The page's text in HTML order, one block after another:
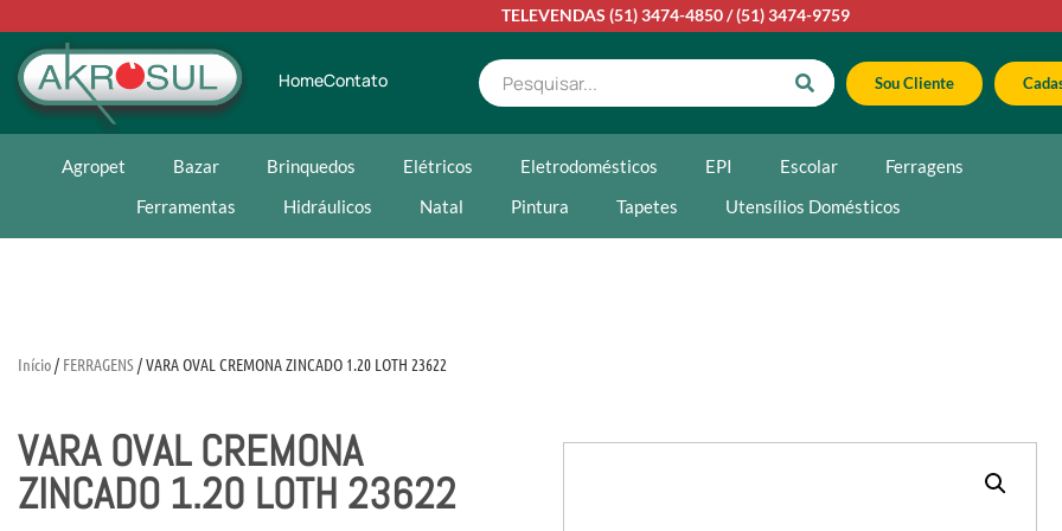
TELEVENDAS (51) 3474-4850/(51) 3474-9759
HomeContato Sou Cliente
Agropet Bazar Brinquedos Elétricos Eletrodomésticos EPI Escolar
Ferragens
Ferramentas
Hidráulicos Natal Pintura Tapetes Utensílios Domésticos
Início/ FERRAGENS/ VARA OVAL CREMONA ZINCADO 1.20 LOTH 23622
VARA OVAL CREMONA
ZINCADO 1.20 LOTH 23622